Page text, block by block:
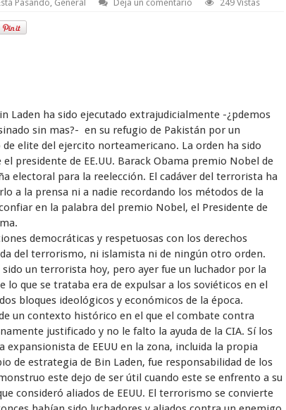
Pasando, General Deja un comentario 249 Vistas
Laden ha sido ejecutado extrajudicialmente -¿pdemos
sin mas?- en su refugio de Pakistán por un
de elite del ejercito norteamericano. La orden ha sido
presidente de EE.UU. Barack Obama premio Nobel de
electoral para la reelección. El cadáver del terrorista ha
a la prensa ni a nadie recordando los métodos de la
en la palabra del premio Nobel, el Presidente de
democráticas y respetuosas con los derechos
del terrorismo, ni islamista ni de ningún otro orden.
un terrorista hoy, pero ayer fue un luchador por la
lo que se trataba era de expulsar a los soviéticos en el
bloques ideológicos y económicos de la época.
un contexto histórico en el que el combate contra
justificado y no le falto la ayuda de la CIA. Sí los
de EEUU en la zona, incluida la propia
de estrategia de Bin Laden, fue responsabilidad de los
este dejo de ser útil cuando este se enfrento a su
consideró aliados de EEUU. El terrorismo se convierte